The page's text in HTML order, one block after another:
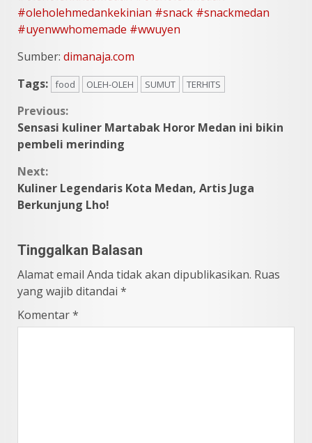
#oleholehmedankekinian #snack #snackmedan
#uyenwwhomemade #wwuyen
Sumber: dimanaja.com
Tags: food OLEH-OLEH SUMUT TERHITS
Continue
Reading
Previous:
Sensasi kuliner Martabak Horor Medan ini bikin
pembeli merinding
Next:
Kuliner Legendaris Kota Medan, Artis Juga
Berkunjung Lho!
Tinggalkan Balasan
Alamat email Anda tidak akan dipublikasikan. Ruas
yang wajib ditandai *
Komentar*